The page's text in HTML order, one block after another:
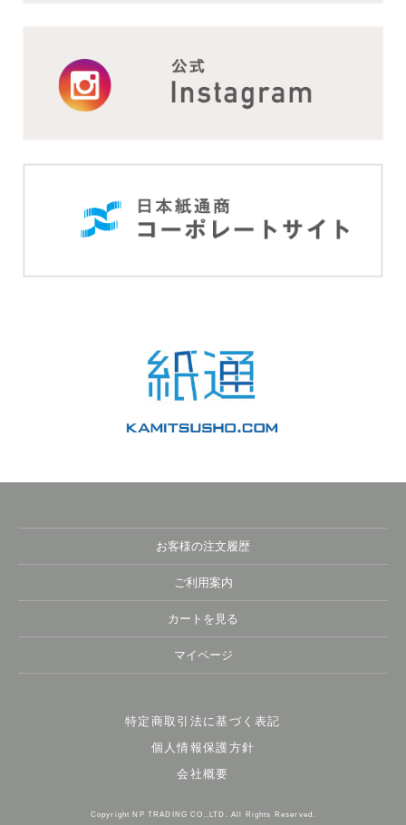
お客様の注文履歴
ご利用案内
カートを見る
マイページ
特定商取引法に基づく表記
個人情報保護方針
会社概要
Copyright NP TRADING CO.,LTD. All Rights Reserved.